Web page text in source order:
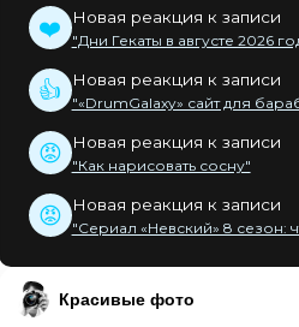
❤️ Новая реакция к записи
"Дни Гекаты в августе 2026
👍 Новая реакция к записи
"«DrumGalaxy» сайт для
😡 Новая реакция к записи
"Как нарисовать сосну"
😡 Новая реакция к записи
"Сериал «Невский» 8 сезон:
Красивые фото